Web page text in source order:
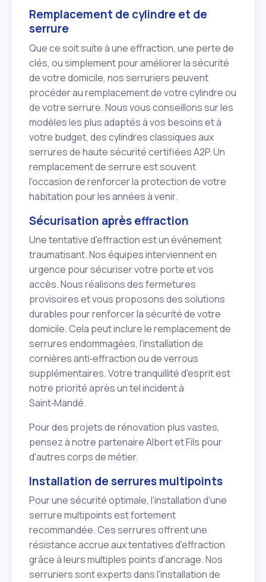
Remplacement de cylindre et de
serrure
Que ce soit suite à une effraction, une perte de
clés, ou simplement pour améliorer la sécurité
de votre domicile, nos serruriers peuvent
procéder au remplacement de votre cylindre ou
de votre serrure. Nous vous conseillons sur les
modèles les plus adaptés à vos besoins et à
votre budget, des cylindres classiques aux
serrures de haute sécurité certifiées A2P. Un
remplacement de serrure est souvent
l'occasion de renforcer la protection de votre
habitation pour les années à venir.
Sécurisation après effraction
Une tentative d'effraction est un événement
traumatisant. Nos équipes interviennent en
urgence pour sécuriser votre porte et vos
accès. Nous réalisons des fermetures
provisoires et vous proposons des solutions
durables pour renforcer la sécurité de votre
domicile. Cela peut inclure le remplacement de
serrures endommagées, l'installation de
cornières anti‑effraction ou de verrous
supplémentaires. Votre tranquillité d'esprit est
notre priorité après un tel incident à
Saint‑Mandé.
Pour des projets de rénovation plus vastes,
pensez à notre partenaire Albert et Fils pour
d'autres corps de métier.
Installation de serrures multipoints
Pour une sécurité optimale, l'installation d'une
serrure multipoints est fortement
recommandée. Ces serrures offrent une
résistance accrue aux tentatives d'effraction
grâce à leurs multiples points d'ancrage. Nos
serruriers sont experts dans l'installation de